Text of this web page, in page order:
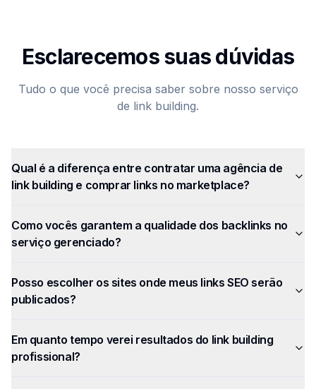
Esclarecemos suas dúvidas
Tudo o que você precisa saber sobre nosso serviço
de link building.
Qual é a diferença entre contratar uma agência de
link building e comprar links no marketplace?
Como vocês garantem a qualidade dos backlinks no
serviço gerenciado?
Posso escolher os sites onde meus links SEO serão
publicados?
Em quanto tempo verei resultados do link building
profissional?